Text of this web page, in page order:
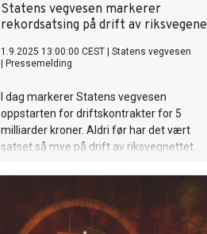
Statens vegvesen markerer
rekordsatsing på drift av riksvegene
1.9.2025 13:00:00 CEST
Statens vegvesen
Pressemelding
I dag markerer Statens vegvesen
oppstarten for driftskontrakter for 5
milliarder kroner. Aldri før har det vært
satset så mye på drift av riksvegnettet.